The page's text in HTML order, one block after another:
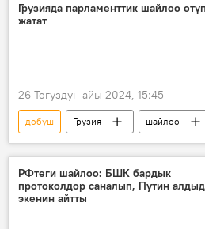
Грузияда парламенттик шайлоо өтүп
жатат
26 Тогуздун айы 2024, 15:45
добуш Грузия
шайлоо
парламент
депутат
РФтеги шайлоо: БШК бардык
протоколдор саналып, Путин
экенин айтты